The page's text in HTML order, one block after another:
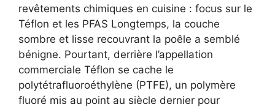
revêtements chimiques en cuisine : focus sur le
Téflon et les PFAS Longtemps, la couche
sombre et lisse recouvrant la poêle a semblé
bénigne. Pourtant, derrière l’appellation
commerciale Téflon se cache le
polytétrafluoroéthylène (PTFE), un polymère
fluoré mis au point au siècle dernier pour